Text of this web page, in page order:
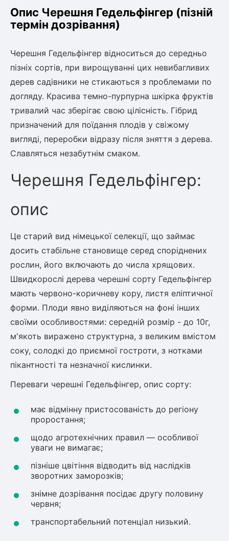
Опис Черешня Гедельфінгер (пізній
термін дозрівання)
Черешня Гедельфінгер відноситься до середньо
пізніх сортів, при вирощуванні цих невибагливих
дерев садівники не стикаються з проблемами по
догляду. Красива темно-пурпурна шкірка фруктів
тривалий час зберігає свою цілісність. Гібрид
призначений для поїдання плодів у свіжому
вигляді, переробки відразу після зняття з дерева.
Славляться незабутнім смаком.
Черешня Гедельфінгер:
опис
Це старий вид німецької селекції, що займає
досить стабільне становище серед споріднених
рослин, його включають до числа хрящових.
Швидкорослі дерева черешні сорту Гедельфінгер
мають червоно-коричневу кору, листя еліптичної
форми. Плоди явно виділяються на фоні інших
своїми особливостями: середній розмір - до 10г,
м'якоть виражено структурна, з великим вмістом
соку, солодкі до приємної гостроти, з нотками
пікантності та незначної кислинки.
Переваги черешні Гедельфінгер, опис сорту:
має відмінну пристосованість до регіону
проростання;
щодо агротехнічних правил — особливої
уваги не вимагає;
пізніше цвітіння відводить від наслідків
зворотних заморозків;
знімне дозрівання посідає другу половину
червня;
транспортабельний потенціал низький.